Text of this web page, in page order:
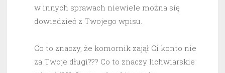
w innych sprawach niewiele można się
dowiedzieć z Twojego wpisu.
Co to znaczy, że komornik zajął Ci konto nie
za Twoje długi??? Co to znaczy lichwiarskie